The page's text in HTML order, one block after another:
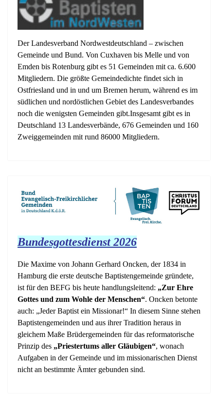
Der Landesverband Nordwestdeutschland – zwischen
Gemeinde und Bund. Von Cuxhaven bis Melle und von
Emden bis Rotenburg gibt es 51 Gemeinden mit ca. 6.600
Mitgliedern. Die größte Gemeindedichte findet sich in
Ostfriesland und in und um Bremen herum, während es im
südlichen und nordöstlichen Gebiet des Landesverbandes
noch die wenigsten Gemeinden gibt.Insgesamt gibt es in
Deutschland 13 Landesverbände, 676 Gemeinden und 160
Zweiggemeinden mit rund 86000 Mitgliedern.
Bundesgottesdienst 2026
Die Maxime von Johann Gerhard Oncken, der 1834 in
Hamburg die erste deutsche Baptistengemeinde gründete,
ist für den BEFG bis heute handlungsleitend: „Zur Ehre
Gottes und zum Wohle der Menschen“. Oncken betonte
auch: „Jeder Baptist ein Missionar!“ In diesem Sinne stehen
Baptistengemeinden und aus ihrer Tradition heraus in
gleichem Maße Brüdergemeinden für das reformatorische
Prinzip des „Priestertums aller Gläubigen“, wonach
Aufgaben in der Gemeinde und im missionarischen Dienst
nicht an bestimmte Ämter gebunden sind.